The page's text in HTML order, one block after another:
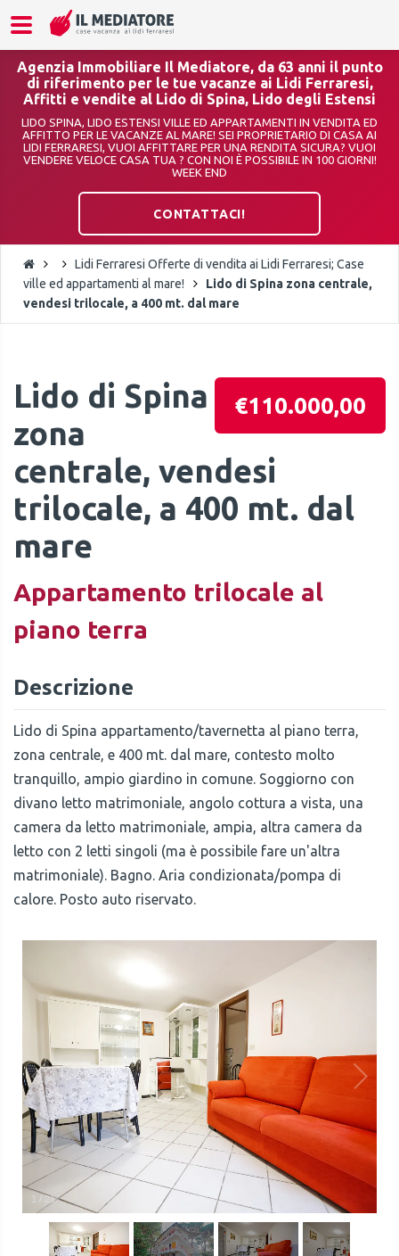
Agenzia Immobiliare Il Mediatore, da 63 anni il punto
di riferimento per le tue vacanze ai Lidi Ferraresi,
Affitti e vendite al Lido di Spina, Lido degli Estensi
LIDO SPINA, LIDO ESTENSI VILLE ED APPARTAMENTI IN VENDITA ED
AFFITTO PER LE VACANZE AL MARE! SEI PROPRIETARIO DI CASA AI
LIDI FERRARESI, VUOI AFFITTARE PER UNA RENDITA SICURA? VUOI
VENDERE VELOCE CASA TUA ? CON NOI È POSSIBILE IN 100 GIORNI!
WEEK END
CONTATTACI!
Lidi Ferraresi Offerte di vendita ai Lidi Ferraresi; Case
ville ed appartamenti al mare!
Lido di Spina zona centrale,
vendesi trilocale, a 400 mt. dal mare
€110.000,00
Lido di Spina
zona
centrale, vendesi
trilocale, a 400 mt. dal
mare
Appartamento trilocale al
piano terra
Descrizione
Lido di Spina appartamento/tavernetta al piano terra,
zona centrale, e 400 mt. dal mare, contesto molto
tranquillo, ampio giardino in comune. Soggiorno con
divano letto matrimoniale, angolo cottura a vista, una
camera da letto matrimoniale, ampia, altra camera da
letto con 2 letti singoli (ma è possibile fare un'altra
matrimoniale). Bagno. Aria condizionata/pompa di
calore. Posto auto riservato.
/ 21